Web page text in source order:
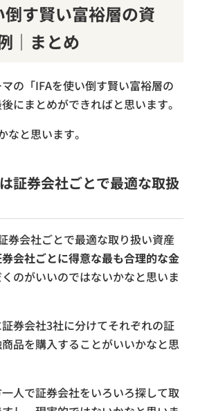
倒す賢い富裕層の資
｜まとめ
の「IFAを使い倒す賢い富裕層の
にまとめができればと思います。
なと思います。
証券会社ごとで最適な取扱
券会社ごとで最適な取り扱い資産
会社ごとに得意な最も合理的な金
のがいいのではないかなと思いま
券会社3社に分けてそれぞれの証
品を購入することがいいかなと思
人で証券会社をいろいろ探して取